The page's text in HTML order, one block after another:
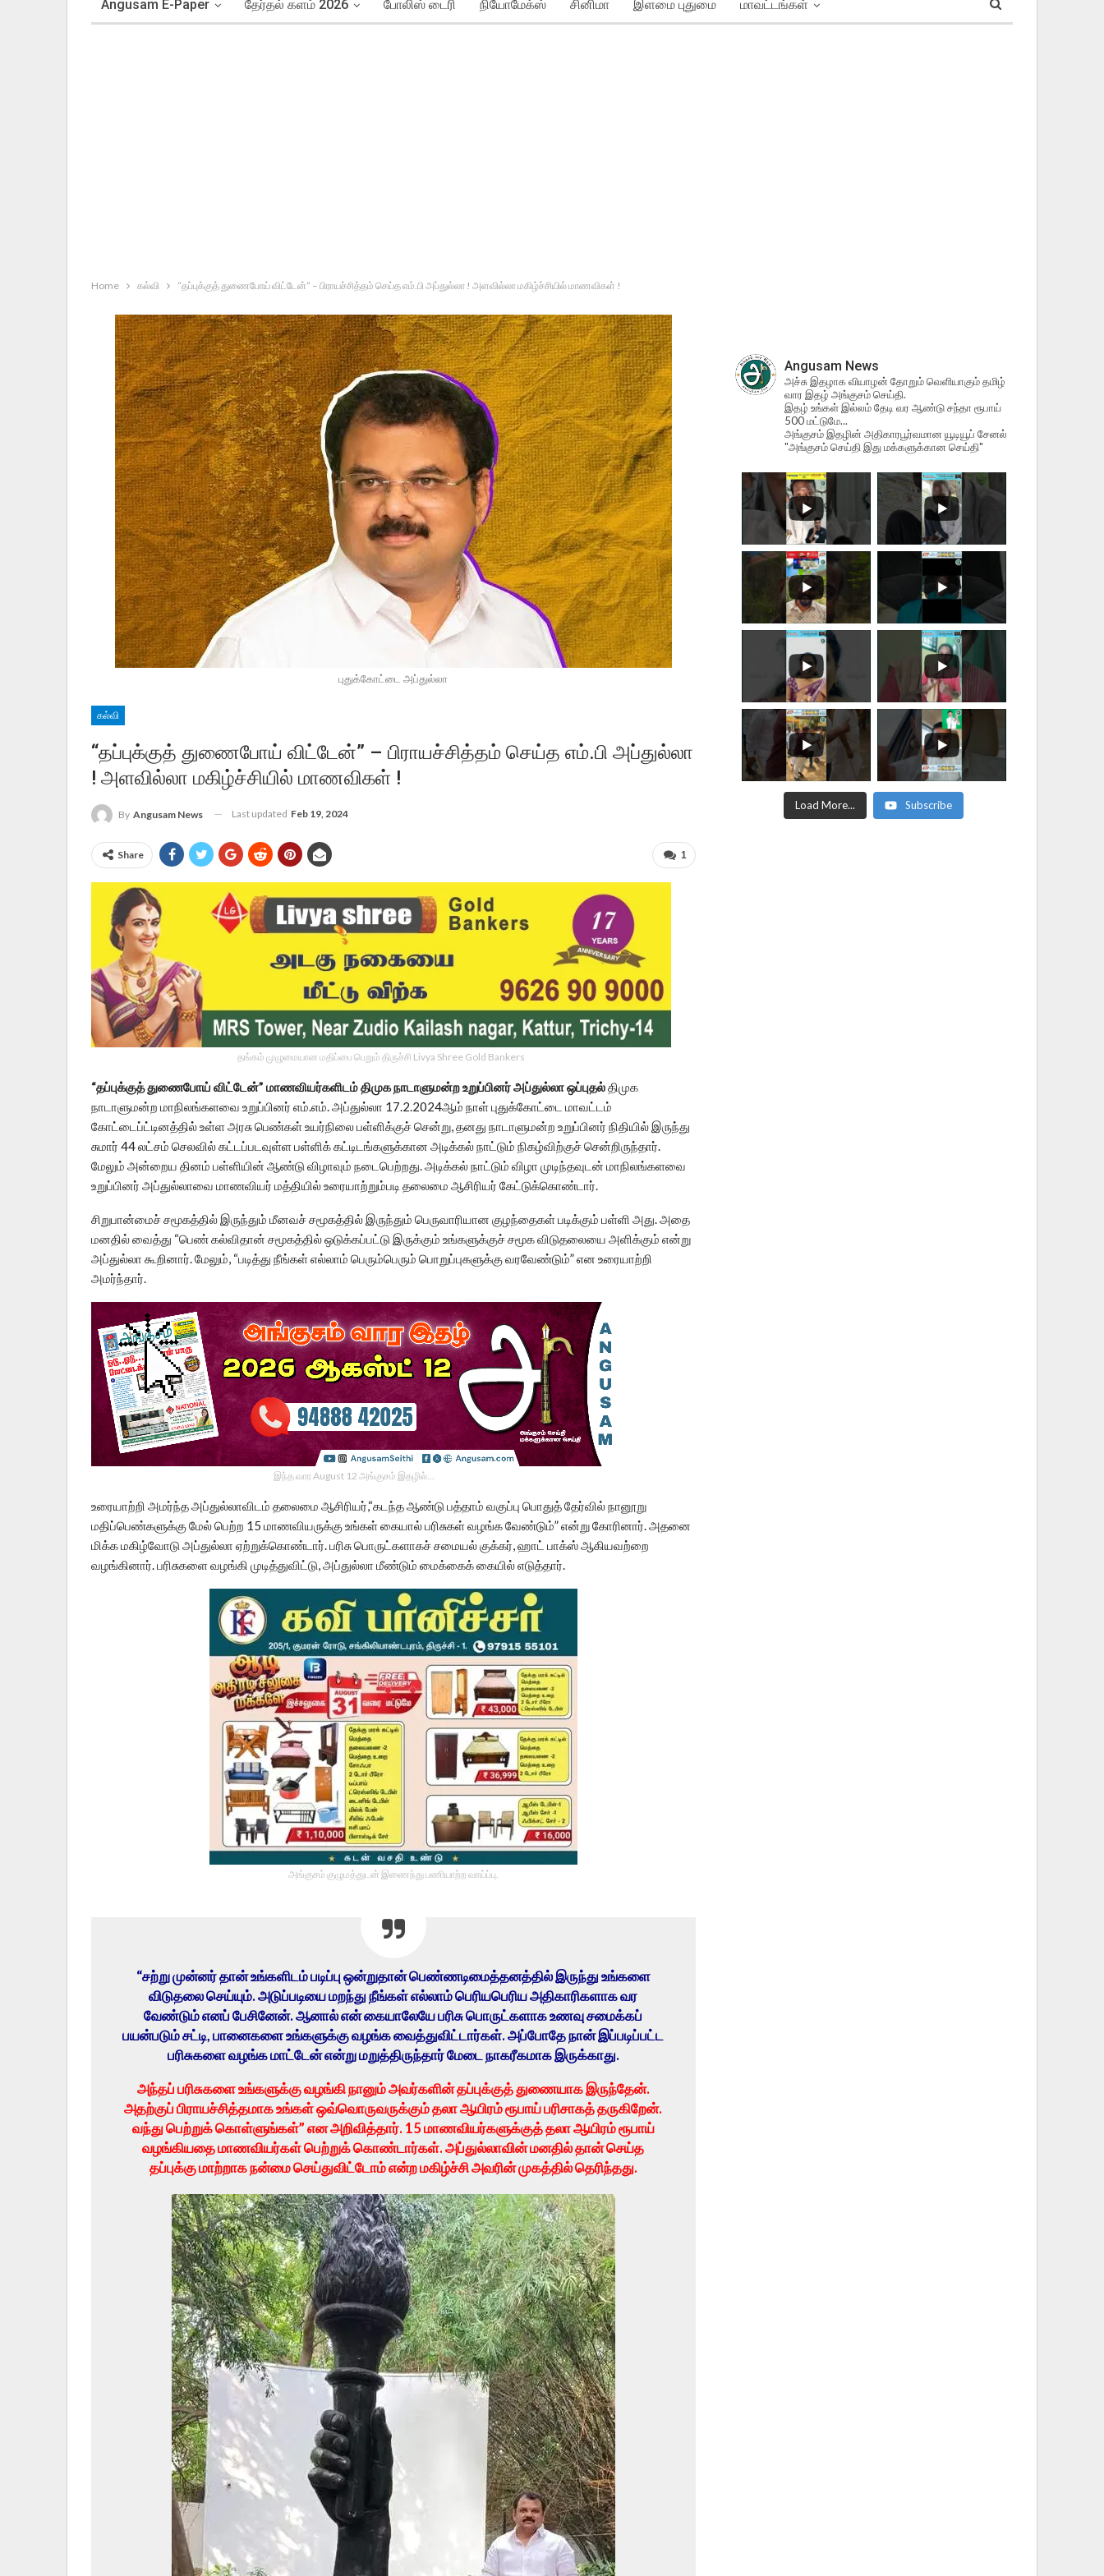
Angusam E-Paper தேர்தல் களம் 2026 போலிஸ் டைரி நியோமேக்ஸ் சினிமா இளமை புதுமை மாவட்டங்கள்
Home கல்வி “தப்புக்குத் துணைபோய் விட்டேன்” – பிராயச்சித்தம் செய்த எம்.பி அப்துல்லா ! அளவில்லா மகிழ்ச்சியில் மாணவிகள் !
புதுக்கோட்டை அப்துல்லா
கல்வி
“தப்புக்குத் துணைபோய் விட்டேன்” – பிராயச்சித்தம் செய்த எம்.பி அப்துல்லா
! அளவில்லா மகிழ்ச்சியில் மாணவிகள் !
By Angusam News Last updated Feb 19, 2024
1
Share
தங்கம் முழுமையான மதிப்பை பெறும் திருச்சி Livya Shree Gold Bankers
“தப்புக்குத் துணைபோய் விட்டேன்” மாணவியர்களிடம் திமுக நாடாளுமன்ற உறுப்பினர் அப்துல்லா ஒப்புதல்திமுக
நாடாளுமன்ற மாநிலங்களவை உறுப்பினர் எம்.எம். அப்துல்லா 17.2.2024ஆம் நாள் புதுக்கோட்டை மாவட்டம்
கோட்டைப்ட்டினத்தில் உள்ள அரசு பெண்கள் உயர்நிலை பள்ளிக்குச் சென்று, தனது நாடாளுமன்ற உறுப்பினர் நிதியில் இருந்து
சுமார் 44 லட்சம் செலவில் கட்டப்படவுள்ள பள்ளிக் கட்டிடங்களுக்கான அடிக்கல் நாட்டும் நிகழ்விற்குச் சென்றிருந்தார்.
மேலும் அன்றைய தினம் பள்ளியின் ஆண்டு விழாவும் நடைபெற்றது. அடிக்கல் நாட்டும் விழா முடிந்தவுடன் மாநிலங்களவை
உறுப்பினர் அப்துல்லாவை மாணவியர் மத்தியில் உரையாற்றும்படி தலைமை ஆசிரியர் கேட்டுக்கொண்டார்.
சிறுபான்மைச் சமூகத்தில் இருந்தும் மீனவச் சமூகத்தில் இருந்தும் பெருவாரியான குழந்தைகள் படிக்கும் பள்ளி அது. அதை
மனதில் வைத்து “பெண் கல்விதான் சமூகத்தில் ஒடுக்கப்பட்டு இருக்கும் உங்களுக்குச் சமூக விடுதலையை அளிக்கும் என்று
அப்துல்லா கூறினார். மேலும், “படித்து நீங்கள் எல்லாம் பெரும்பெரும் பொறுப்புகளுக்கு வரவேண்டும்” என உரையாற்றி
அமர்ந்தார்.
இந்த வார August 12 அங்குசம் இதழில்…
உரையாற்றி அமர்ந்த அப்துல்லாவிடம் தலைமை ஆசிரியர்,“கடந்த ஆண்டு பத்தாம் வகுப்பு பொதுத் தேர்வில் நானூறு
மதிப்பெண்களுக்கு மேல் பெற்ற 15 மாணவியருக்கு உங்கள் கையால் பரிசுகள் வழங்க வேண்டும்” என்று கோரினார். அதனை
மிக்க மகிழ்வோடு அப்துல்லா ஏற்றுக்கொண்டார். பரிசு பொருட்களாகச் சமையல் குக்கர், ஹாட் பாக்ஸ் ஆகியவற்றை
வழங்கினார். பரிசுகளை வழங்கி முடித்துவிட்டு, அப்துல்லா மீண்டும் மைக்கைக் கையில் எடுத்தார்.
அங்குசம் குழுமத்துடன் இணைந்து பணியாற்ற வாய்ப்பு.
“சற்று முன்னர் தான் உங்களிடம் படிப்பு ஒன்றுதான் பெண்ணடிமைத்தனத்தில் இருந்து உங்களை
விடுதலை செய்யும். அடுப்படியை மறந்து நீங்கள் எல்லாம் பெரியபெரிய அதிகாரிகளாக வர
வேண்டும் எனப் பேசினேன். ஆனால் என் கையாலேயே பரிசு பொருட்களாக உணவு சமைக்கப்
பயன்படும் சட்டி, பானைகளை உங்களுக்கு வழங்க வைத்துவிட்டார்கள். அப்போதே நான் இப்படிப்பட்ட
பரிசுகளை வழங்க மாட்டேன் என்று மறுத்திருந்தார் மேடை நாகரீகமாக இருக்காது.
அந்தப் பரிசுகளை உங்களுக்கு வழங்கி நானும் அவர்களின் தப்புக்குத் துணையாக இருந்தேன்.
அதற்குப் பிராயச்சித்தமாக உங்கள் ஒவ்வொருவருக்கும் தலா ஆயிரம் ரூபாய் பரிசாகத் தருகிறேன்.
வந்து பெற்றுக் கொள்ளுங்கள்” என அறிவித்தார். 15 மாணவியர்களுக்குத் தலா ஆயிரம் ரூபாய்
வழங்கியதை மாணவியர்கள் பெற்றுக் கொண்டார்கள். அப்துல்லாவின் மனதில் தான் செய்த
தப்புக்கு மாற்றாக நன்மை செய்துவிட்டோம் என்ற மகிழ்ச்சி அவரின் முகத்தில் தெரிந்தது.
Angusam News
அச்சு இதழாக வியாழன் தோறும் வெளியாகும் தமிழ்
வார இதழ் அங்குசம் செய்தி.
இதழ் உங்கள் இல்லம் தேடி வர ஆண்டு சந்தா ரூபாய்
500 மட்டுமே...
அங்குசம் இதழின் அதிகாரபூர்வமான யூடியூப் சேனல்
"அங்குசம் செய்தி இது மக்களுக்கான செய்தி"
Load More... Subscribe